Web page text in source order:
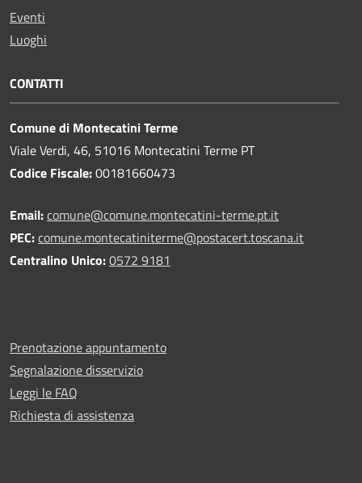
Eventi
Luoghi
CONTATTI
Comune di Montecatini Terme
Viale Verdi, 46, 51016 Montecatini Terme PT
Codice Fiscale:00181660473
Email:comune@comune.montecatini-terme.pt.it
PEC:comune.montecatiniterme@postacert.toscana.it
Centralino Unico:0572 9181
Prenotazione appuntamento
Segnalazione disservizio
Leggi le FAQ
Richiesta di assistenza